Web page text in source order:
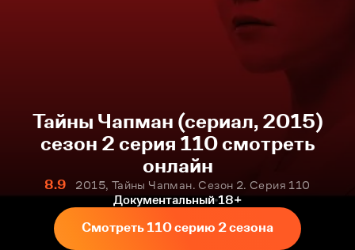
Тайны Чапман (сериал, 2015)
сезон 2 серия 110 смотреть
онлайн
8.9
2015, Тайны Чапман. Сезон 2. Серия 110
Документальный 18+
Смотреть 110 серию 2 сезона